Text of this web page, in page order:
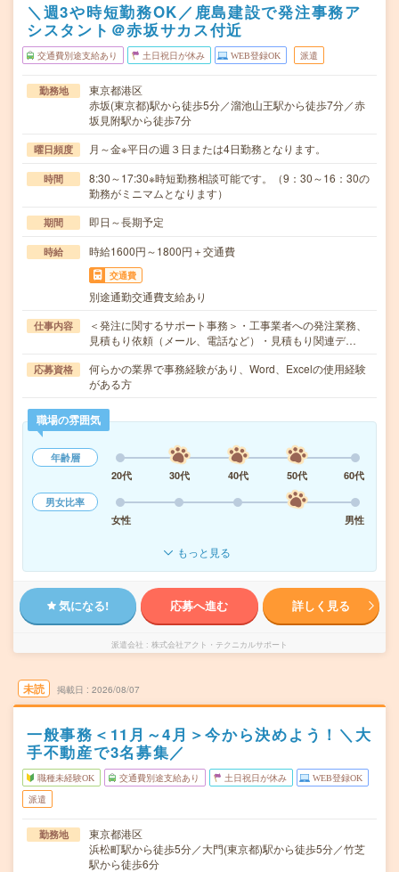
＼週3や時短勤務OK／鹿島建設で発注事務ア
シスタント＠赤坂サカス付近
交通費別途支給あり 土日祝日が休み WEB登録OK 派遣
勤務地
東京都港区
赤坂(東京都)駅から徒歩5分／溜池山王駅から徒歩7分／赤
坂見附駅から徒歩7分
曜日頻度 月～金※平日の週３日または4日勤務となります。
時間
8:30～17:30※時短勤務相談可能です。（9：30～16：30の
勤務がミニマムとなります）
期間 即日～長期予定
時給 時給1600円～1800円＋交通費
交通費
別途通勤交通費支給あり
仕事内容
＜発注に関するサポート事務＞・工事業者への発注業務、
見積もり依頼（メール、電話など）・見積もり関連デ…
応募資格
何らかの業界で事務経験があり、Word、Excelの使用経験
がある方
職場の雰囲気
年齢層
20代
30代 40代 50代
60代
男女比率
女性
男性
もっと見る
気になる! 応募へ進む 詳しく見る
派遣会社 株式会社アクト・テクニカルサポート
未読 掲載日 2026/08/07
一般事務＜11月～4月＞今から決めよう！＼大
手不動産で3名募集／
職種未経験OK 交通費別途支給あり 土日祝日が休み WEB登録OK
派遣
勤務地
東京都港区
浜松町駅から徒歩5分／大門(東京都)駅から徒歩5分／竹芝
駅から徒歩6分